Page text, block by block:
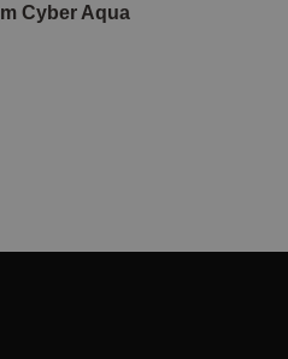
Cyber Aqua